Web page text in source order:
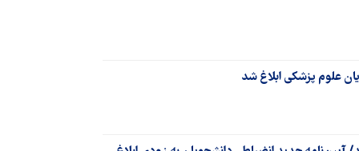
علوم پزشکی ابلاغ شد